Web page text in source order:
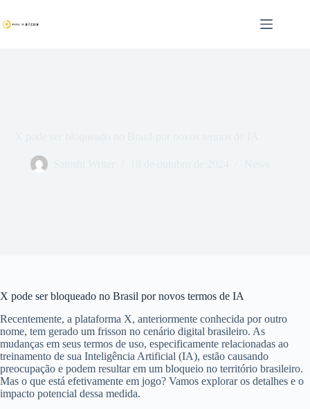
para
o
X pode ser bloqueado no Brasil por novos termos de IA
Recentemente, a plataforma X, anteriormente conhecida por outro
nome, tem gerado um frisson no cenário digital brasileiro. As
mudanças em seus termos de uso, especificamente relacionadas ao
treinamento de sua Inteligência Artificial (IA), estão causando
preocupação e podem resultar em um bloqueio no território brasileiro.
Mas o que está efetivamente em jogo? Vamos explorar os detalhes e o
impacto potencial dessa medida.